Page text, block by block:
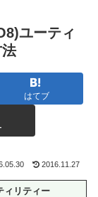
ユーティ
はてブ
2016.11.27
ィリティー